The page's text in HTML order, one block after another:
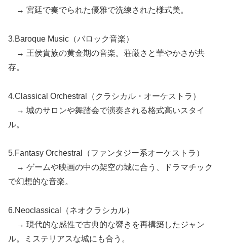
→ 宮廷で奏でられた優雅で洗練された様式美。
3.Baroque Music（バロック音楽）
→ 王侯貴族の黄金期の音楽。荘厳さと華やかさが共
存。
4.Classical Orchestral（クラシカル・オーケストラ）
→ 城のサロンや舞踏会で演奏される格式高いスタイ
ル。
5.Fantasy Orchestral（ファンタジー系オーケストラ）
→ ゲームや映画の中の架空の城に合う、ドラマチック
で幻想的な音楽。
6.Neoclassical（ネオクラシカル）
→ 現代的な感性で古典的な響きを再構築したジャン
ル。ミステリアスな城にも合う。